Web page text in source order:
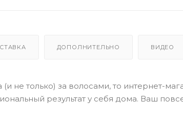
ДОПОЛНИТЕЛЬНО ВИДЕО
не только) за волосами, то интернет-
результат у себя дома. Ваш